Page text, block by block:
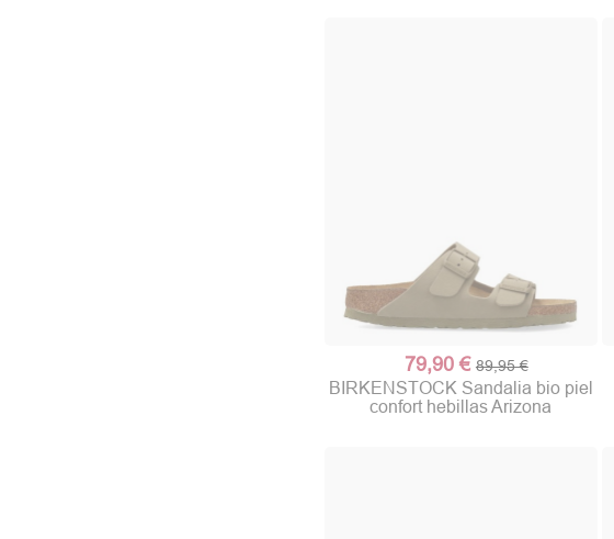
79,90 € 89,95 €
BIRKENSTOCK Sandalia bio piel
confort hebillas Arizona